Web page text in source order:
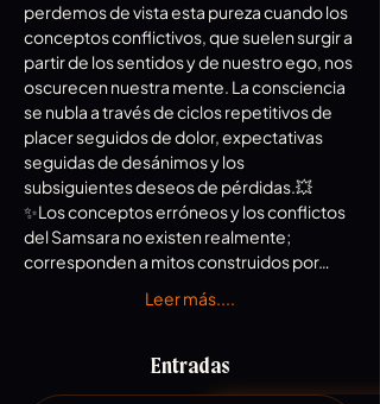
perdemos de vista esta pureza cuando los
conceptos conflictivos, que suelen surgir a
partir de los sentidos y de nuestro ego, nos
oscurecen nuestra mente. La consciencia
se nubla a través de ciclos repetitivos de
placer seguidos de dolor, expectativas
seguidas de desánimos y los
subsiguientes deseos de pérdidas.💥
✨Los conceptos erróneos y los conflictos
del Samsara no existen realmente;
corresponden a mitos construidos por…
Leer más....
Entradas